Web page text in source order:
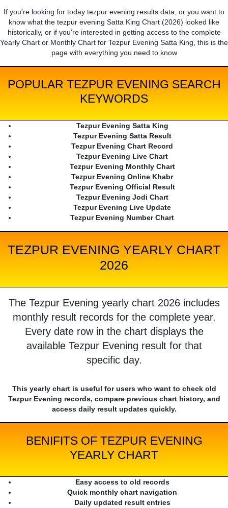
If you're looking for today tezpur evening results data, or you want to
know what the tezpur evening Satta King Chart (2026) looked like
historically, or if you're interested in getting access to the complete
Yearly Chart or Monthly Chart for Tezpur Evening Satta King, this is the
page with everything you need to know
POPULAR TEZPUR EVENING SEARCH
KEYWORDS
Tezpur Evening Satta King
Tezpur Evening Satta Result
Tezpur Evening Chart Record
Tezpur Evening Live Chart
Tezpur Evening Monthly Chart
Tezpur Evening Online Khabr
Tezpur Evening Official Result
Tezpur Evening Jodi Chart
Tezpur Evening Live Update
Tezpur Evening Number Chart
TEZPUR EVENING YEARLY CHART
2026
The Tezpur Evening yearly chart 2026 includes
monthly result records for the complete year.
Every date row in the chart displays the
available Tezpur Evening result for that
specific day.
This yearly chart is useful for users who want to check old
Tezpur Evening records, compare previous chart history, and
access daily result updates quickly.
BENIFITS OF TEZPUR EVENING
YEARLY CHART
Easy access to old records
Quick monthly chart navigation
Daily updated result entries